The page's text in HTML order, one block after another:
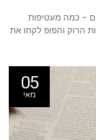
– כמה מעטיפות
הרוק והפופ לקחו את
05
מאי